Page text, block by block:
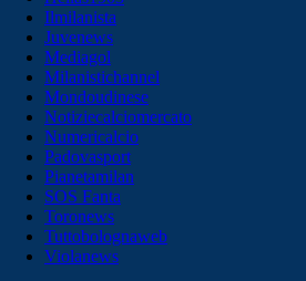
Ilmilanista
Juvenews
Mediagol
Milanistichannel
Mondoudinese
Notiziecalciomercato
Numericalcio
Padovasport
Pianetamilan
SOS Fanta
Toronews
Tuttobolognaweb
Violanews